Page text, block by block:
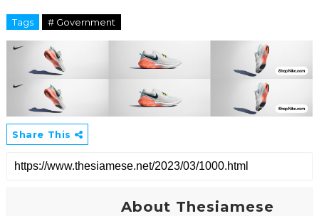
Tags # Government
Share This
About Thesiamese